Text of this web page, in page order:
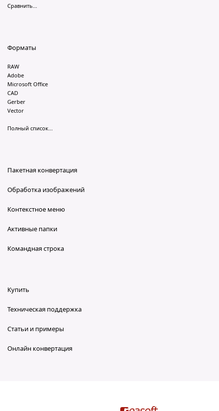
Сравнить...
Форматы
RAW
Adobe
Microsoft Office
CAD
Gerber
Vector
Полный список...
Пакетная конвертация
Обработка изображений
Контекстное меню
Активные папки
Командная строка
Купить
Техническая поддержка
Статьи и примеры
Онлайн конвертация